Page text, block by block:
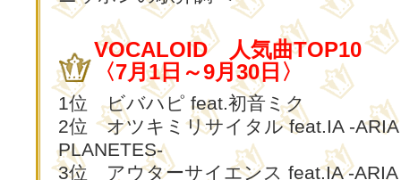
VOCALOID 人気曲TOP10
〈7月1日～9月30日〉
1位 ビバハピ feat.初音ミク
2位 オツキミリサイタル feat.IA -ARIA
PLANETES-
3位 アウターサイエンス feat.IA -ARIA